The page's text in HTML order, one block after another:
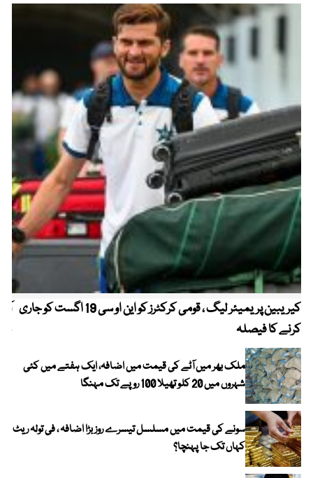
کیریبین پریمیئر لیگ ، قومی کرکٹرز کو این او سی 19 اگست کو جاری
کرنے کا فیصلہ
ملک بھر میں آٹے کی قیمت میں اضافہ، ایک ہفتے میں کئی
شہروں میں 20 کلو تھیلا 100 روپے تک مہنگا
سونے کی قیمت میں مسلسل تیسرے روز بڑا اضافہ ، فی تولہ ریٹ
کہاں تک جا پہنچا؟